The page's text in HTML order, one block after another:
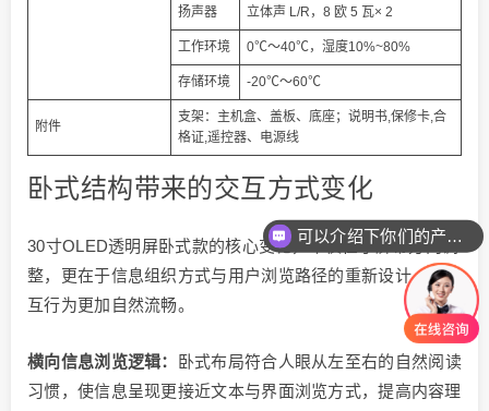
扬声器 立体声 L/R，8 欧 5 瓦× 2
工作环境 0℃～40℃，湿度10%~80%
存储环境 -20℃～60℃
附件
支架：主机盒、盖板、底座；说明书,保修卡,合
格证,遥控器、电源线
卧式结构带来的交互方式变化
30寸OLED透明屏卧式款的核心变化，不仅在于屏幕方向调
整，更在于信息组织方式与用户浏览路径的重新设计，使交
互行为更加自然流畅。
横向信息浏览逻辑：
卧式布局符合人眼从左至右的自然阅读
习惯，使信息呈现更接近文本与界面浏览方式，提高内容理
可以介绍下你们的产品么